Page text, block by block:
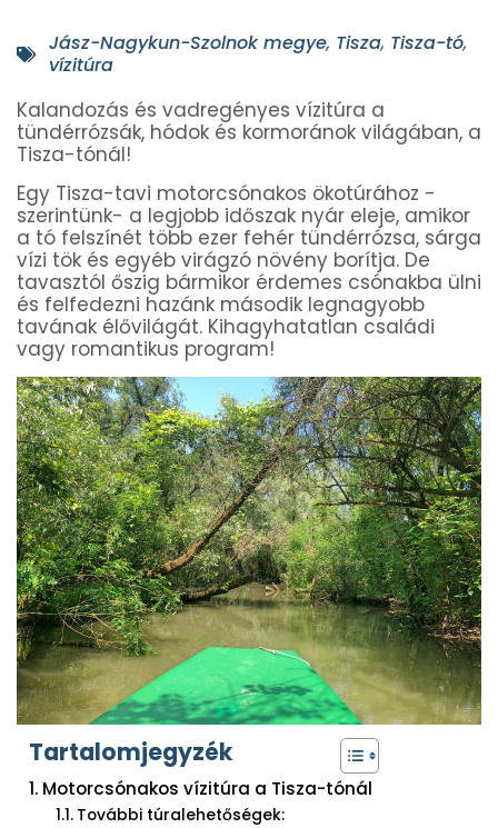
Jász-Nagykun-Szolnok megye, Tisza, Tisza-tó,
vízitúra
Kalandozás és vadregényes vízitúra a
tündérrózsák, hódok és kormoránok világában, a
Tisza-tónál!
Egy Tisza-tavi motorcsónakos ökotúrához -
szerintünk- a legjobb időszak nyár eleje, amikor
a tó felszínét több ezer fehér tündérrózsa, sárga
vízi tök és egyéb virágzó növény borítja. De
tavasztól őszig bármikor érdemes csónakba ülni
és felfedezni hazánk második legnagyobb
tavának élővilágát. Kihagyhatatlan családi
vagy romantikus program!
Tartalomjegyzék
Motorcsónakos vízitúra a Tisza-tónál
További túralehetőségek: